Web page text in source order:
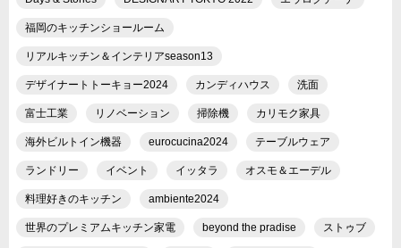
福岡のキッチンショールーム
リアルキッチン＆インテリアseason13
デザイナートトーキョー2024 カンディハウス 洗面
富士工業 リノベーション 掃除機 カリモク家具
海外ビルトイン機器 eurocucina2024 テーブルウェア
ランドリー イベント イッタラ オスモ＆エーデル
料理好きのキッチン ambiente2024
世界のプレミアムキッチン家電 beyond the pradise ストゥブ